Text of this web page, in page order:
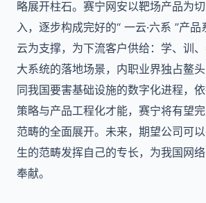
略展开柱石。赛宁网安以靶场产品为
入，逐步构成完好的“ 一云·六系 ”产
云为支撑，为下流客户供给：学、训
大系统的落地场景，内职业界独占鳌
同我国要害基础设施的数字化进程，
策略与产品工程化才能，赛宁将有望
范畴的全面展开。未来，期望公司可
生的范畴发挥自己的专长，为我国网
奉献。